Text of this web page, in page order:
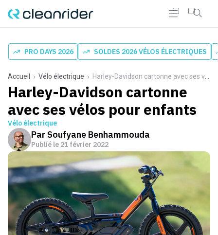
PRO DAYS 2026 SOLDES 2026 VÉLOS ÉLECTRIQUES
Accueil Vélo électrique Harley-Davidson cartonne avec ses vélos pour enfants
Harley-Davidson cartonne
avec ses vélos pour enfants
Vélo électrique
Par Soufyane Benhammouda
Publié le 21 février 2022